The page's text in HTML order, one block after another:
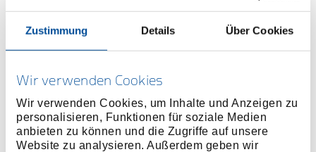
Zustimmung Details Über Cookies
Wir verwenden Cookies
Wir verwenden Cookies, um Inhalte und Anzeigen zu
personalisieren, Funktionen für soziale Medien
anbieten zu können und die Zugriffe auf unsere
Website zu analysieren. Außerdem geben wir
HÄNDLER FINDEN
Produktbeschreibung
Optimaler Helfer für die Jungbestandspflege und